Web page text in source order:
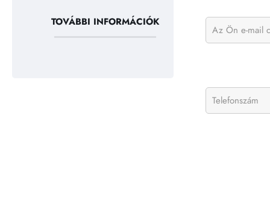
TOVÁBBI INFORMÁCIÓK